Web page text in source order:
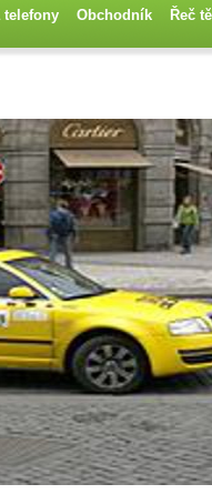
telefony Obchodník
Řeč